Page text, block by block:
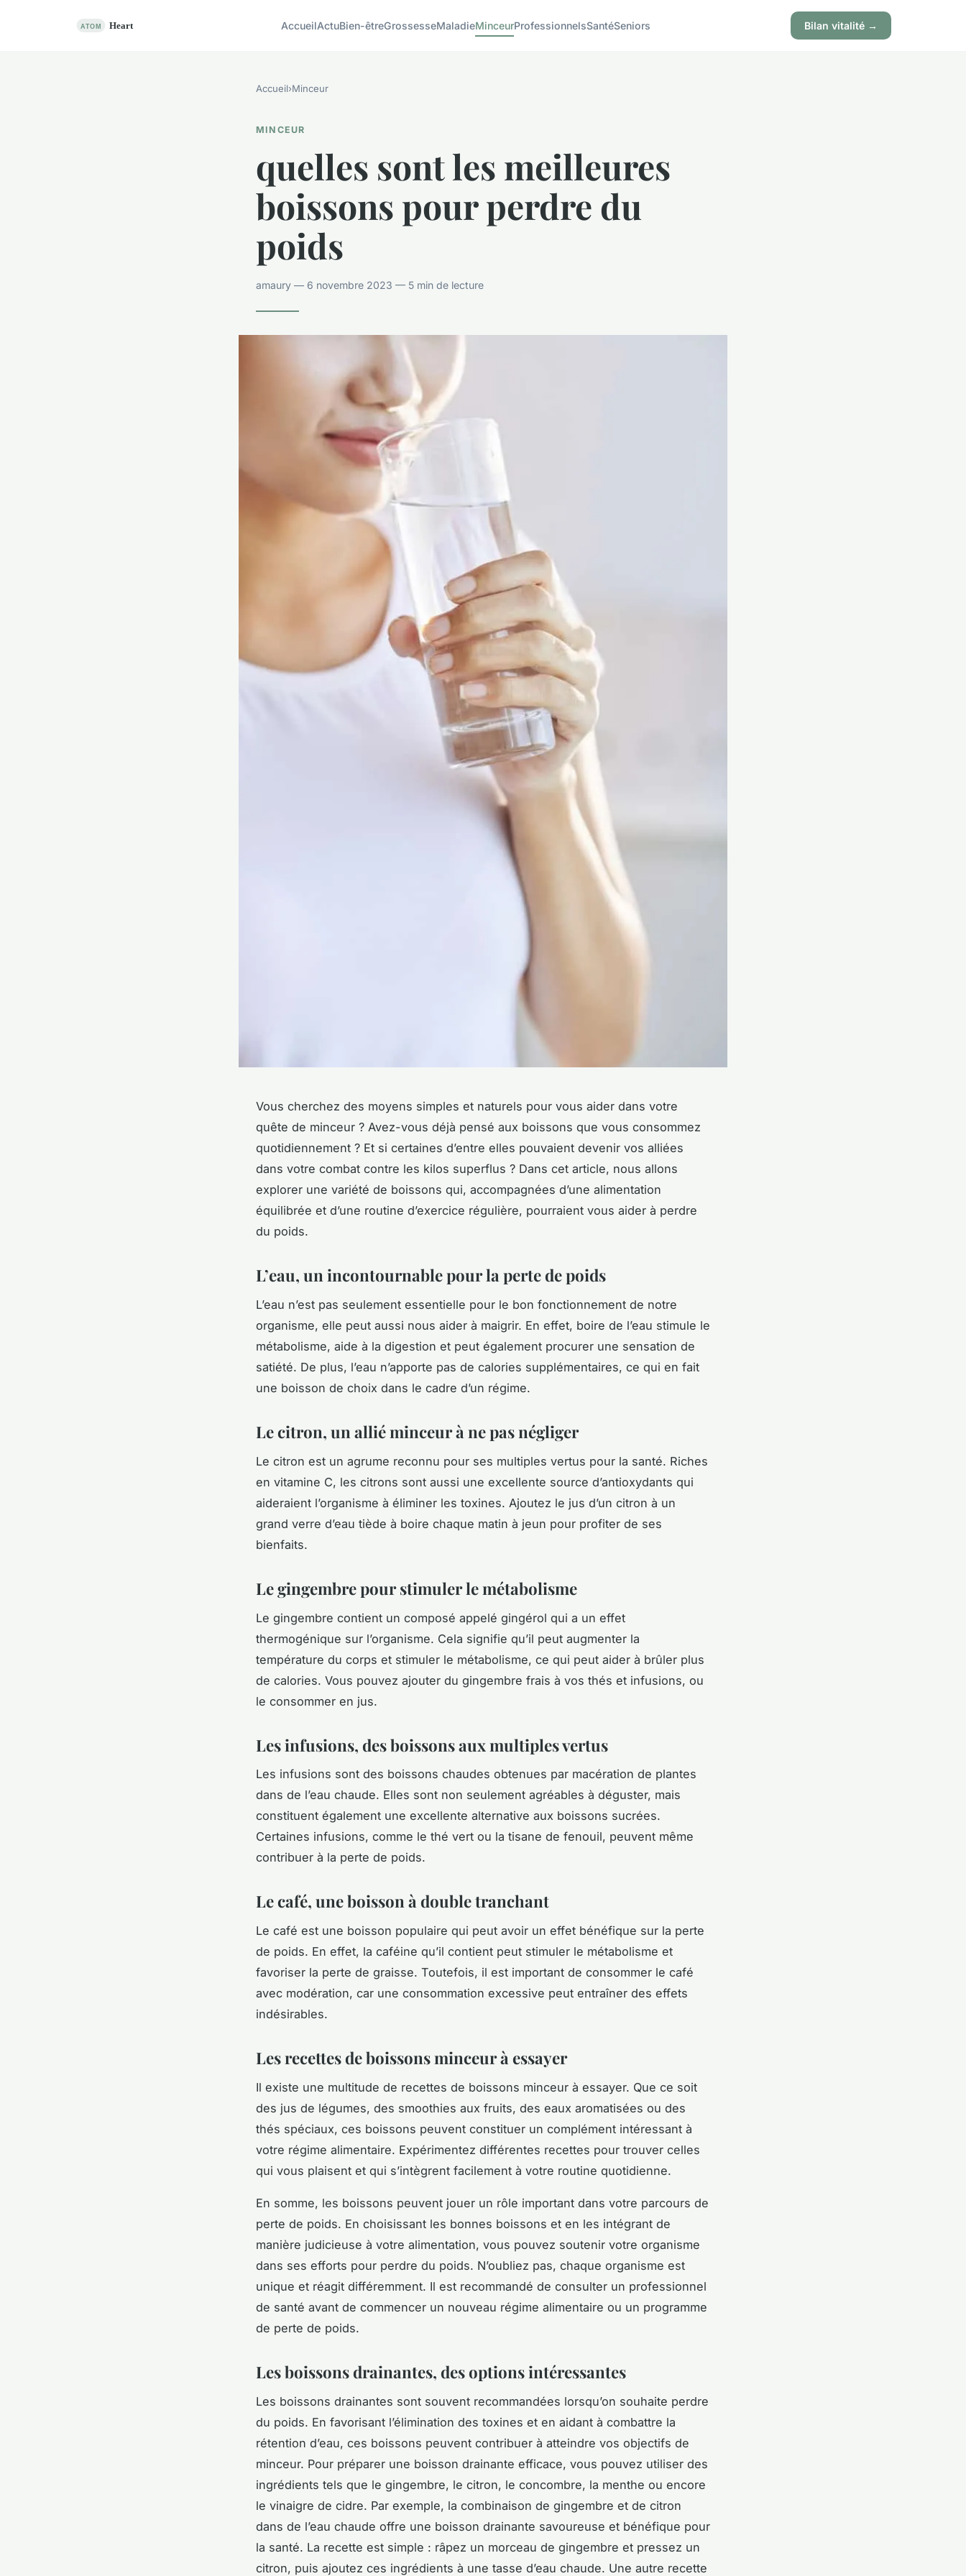
AccueilActuBien-êtreGrossesseMaladieMinceurProfessionnelsSantéSeniors Bilan vitalité →
Accueil›Minceur
MINCEUR
quelles sont les meilleures
boissons pour perdre du
poids
amaury — 6 novembre 2023 — 5 min de lecture
Vous cherchez des moyens simples et naturels pour vous aider dans votre
quête de minceur ? Avez-vous déjà pensé aux boissons que vous consommez
quotidiennement ? Et si certaines d’entre elles pouvaient devenir vos alliées
dans votre combat contre les kilos superflus ? Dans cet article, nous allons
explorer une variété de boissons qui, accompagnées d’une alimentation
équilibrée et d’une routine d’exercice régulière, pourraient vous aider à perdre
du poids.
L’eau, un incontournable pour la perte de poids
L’eau n’est pas seulement essentielle pour le bon fonctionnement de notre
organisme, elle peut aussi nous aider à maigrir. En effet, boire de l’eau stimule le
métabolisme, aide à la digestion et peut également procurer une sensation de
satiété. De plus, l’eau n’apporte pas de calories supplémentaires, ce qui en fait
une boisson de choix dans le cadre d’un régime.
Le citron, un allié minceur à ne pas négliger
Le citron est un agrume reconnu pour ses multiples vertus pour la santé. Riches
en vitamine C, les citrons sont aussi une excellente source d’antioxydants qui
aideraient l’organisme à éliminer les toxines. Ajoutez le jus d’un citron à un
grand verre d’eau tiède à boire chaque matin à jeun pour profiter de ses
bienfaits.
Le gingembre pour stimuler le métabolisme
Le gingembre contient un composé appelé gingérol qui a un effet
thermogénique sur l’organisme. Cela signifie qu’il peut augmenter la
température du corps et stimuler le métabolisme, ce qui peut aider à brûler plus
de calories. Vous pouvez ajouter du gingembre frais à vos thés et infusions, ou
le consommer en jus.
Les infusions, des boissons aux multiples vertus
Les infusions sont des boissons chaudes obtenues par macération de plantes
dans de l’eau chaude. Elles sont non seulement agréables à déguster, mais
constituent également une excellente alternative aux boissons sucrées.
Certaines infusions, comme le thé vert ou la tisane de fenouil, peuvent même
contribuer à la perte de poids.
Le café, une boisson à double tranchant
Le café est une boisson populaire qui peut avoir un effet bénéfique sur la perte
de poids. En effet, la caféine qu’il contient peut stimuler le métabolisme et
favoriser la perte de graisse. Toutefois, il est important de consommer le café
avec modération, car une consommation excessive peut entraîner des effets
indésirables.
Les recettes de boissons minceur à essayer
Il existe une multitude de recettes de boissons minceur à essayer. Que ce soit
des jus de légumes, des smoothies aux fruits, des eaux aromatisées ou des
thés spéciaux, ces boissons peuvent constituer un complément intéressant à
votre régime alimentaire. Expérimentez différentes recettes pour trouver celles
qui vous plaisent et qui s’intègrent facilement à votre routine quotidienne.
En somme, les boissons peuvent jouer un rôle important dans votre parcours de
perte de poids. En choisissant les bonnes boissons et en les intégrant de
manière judicieuse à votre alimentation, vous pouvez soutenir votre organisme
dans ses efforts pour perdre du poids. N’oubliez pas, chaque organisme est
unique et réagit différemment. Il est recommandé de consulter un professionnel
de santé avant de commencer un nouveau régime alimentaire ou un programme
de perte de poids.
Les boissons drainantes, des options intéressantes
Les boissons drainantes sont souvent recommandées lorsqu’on souhaite perdre
du poids. En favorisant l’élimination des toxines et en aidant à combattre la
rétention d’eau, ces boissons peuvent contribuer à atteindre vos objectifs de
minceur. Pour préparer une boisson drainante efficace, vous pouvez utiliser des
ingrédients tels que le gingembre, le citron, le concombre, la menthe ou encore
le vinaigre de cidre. Par exemple, la combinaison de gingembre et de citron
dans de l’eau chaude offre une boisson drainante savoureuse et bénéfique pour
la santé. La recette est simple : râpez un morceau de gingembre et pressez un
citron, puis ajoutez ces ingrédients à une tasse d’eau chaude. Une autre recette